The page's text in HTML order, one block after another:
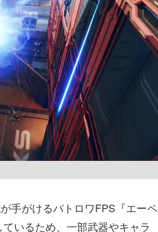
手がけるバトロワFPS『エーペ
いるため、一部武器やキャラ